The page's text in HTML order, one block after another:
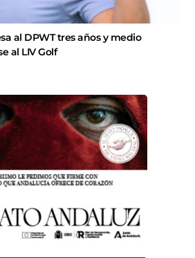
al DPWT tres años y medio
al LIV Golf